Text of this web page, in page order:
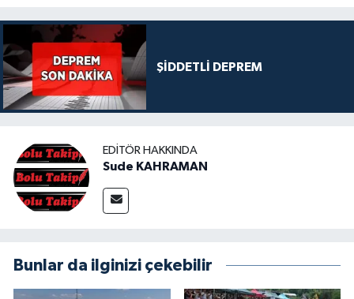
ŞİDDETLİ DEPREM
EDITÖR HAKKINDA
Sude KAHRAMAN
Bunlar da ilginizi çekebilir